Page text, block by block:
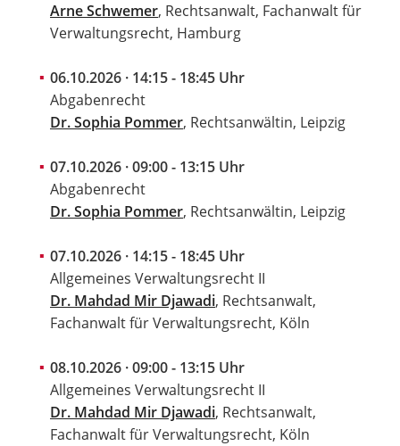
Arne Schwemer, Rechtsanwalt, Fachanwalt für
Verwaltungsrecht, Hamburg
06.10.2026 · 14:15 - 18:45 Uhr
Abgabenrecht
Dr. Sophia Pommer, Rechtsanwältin, Leipzig
07.10.2026 · 09:00 - 13:15 Uhr
Abgabenrecht
Dr. Sophia Pommer, Rechtsanwältin, Leipzig
07.10.2026 · 14:15 - 18:45 Uhr
Allgemeines Verwaltungsrecht II
Dr. Mahdad Mir Djawadi, Rechtsanwalt,
Fachanwalt für Verwaltungsrecht, Köln
08.10.2026 · 09:00 - 13:15 Uhr
Allgemeines Verwaltungsrecht II
Dr. Mahdad Mir Djawadi, Rechtsanwalt,
Fachanwalt für Verwaltungsrecht, Köln